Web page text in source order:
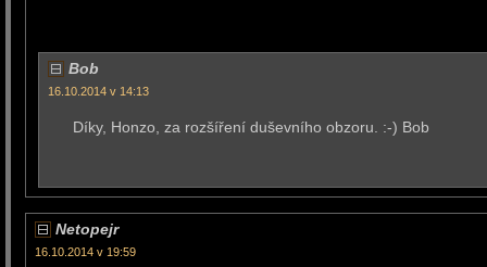
Bob
16.10.2014 v 14:13
Díky, Honzo, za rozšíření duševního obzoru. :-) Bob
Netopejr
16.10.2014 v 19:59